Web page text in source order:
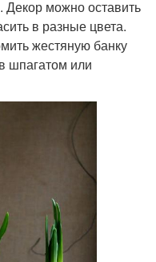
Декор можно оставить
в разные цвета.
жестяную банку
шпагатом или